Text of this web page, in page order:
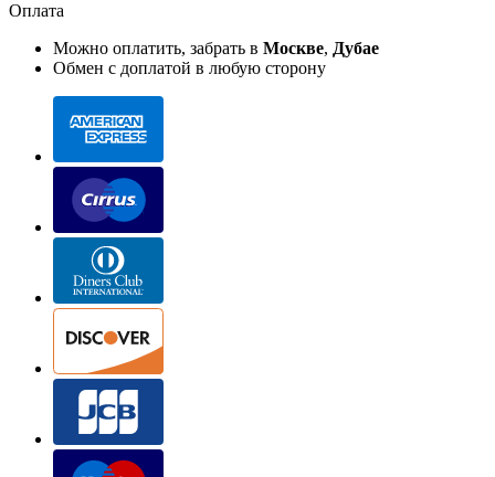
Оплата
Можно оплатить, забрать в Москве, Дубае
Обмен с доплатой в любую сторону